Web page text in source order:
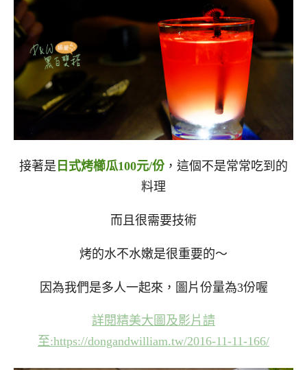
接著是 日式烤櫛瓜100元/份 ，這個不是常常吃到的
料理
而且很需要技術
烤的水不水嫩是很重要的～
因為我們是多人一起來，圖片份量為3份喔
詳閱精美大圖及影片請
至:https://dongandwilliam.tw/2016-11-11-166/